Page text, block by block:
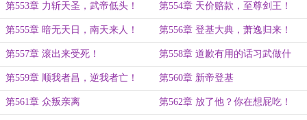
第553章 力斩天圣，武帝低头！ 第554章 天价赔款，至尊剑王！
第555章 暗无天日，南天来人！ 第556章 登基大典，萧逸归来！
第557章 滚出来受死！ 第558章 道歉有用的话习武做什
么？
第559章 顺我者昌，逆我者亡！ 第560章 新帝登基
第561章 众叛亲离 第562章 放了他？你在想屁吃！